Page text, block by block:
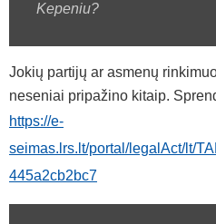
Kepeniu?
Jokių partijų ar asmenų
neseniai pripažino kitaip.
https://e-
seimas.lrs.lt/portal/legalAct/lt/
445a2cb2bc7